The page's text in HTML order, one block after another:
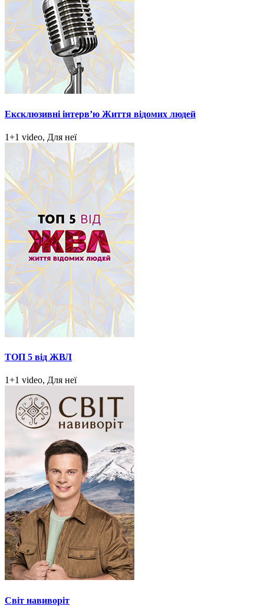
Ексклюзивні інтерв’ю Життя відомих людей
1+1 video, Для неї
ТОП 5 від ЖВЛ
1+1 video, Для неї
Світ навиворіт